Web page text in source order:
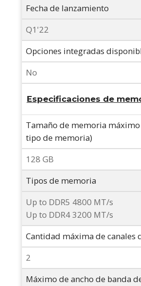
Fecha de lanzamiento
Q1'22
Opciones integradas
No
Especificaciones de
Tamaño de memoria
tipo de memoria)
128 GB
Tipos de memoria
Up to DDR5 4800 MT/s
Up to DDR4 3200 MT/s
Cantidad máxima de canales
2
Máximo de ancho de banda